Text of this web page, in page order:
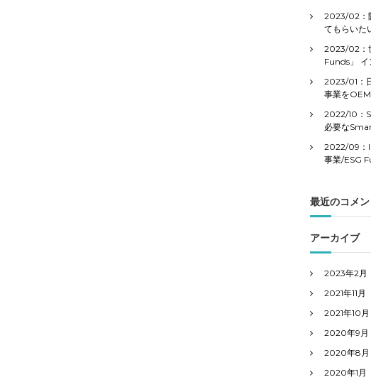
2023/02：
てもらいた
2023/02：
Funds」 イ
2023/01：
事業を
2022/10：
必要な
2022/09：
事業/ESG
最近のコメン
アーカイブ
2023年2月
2021年11月
2021年10月
2020年9月
2020年8月
2020年1月